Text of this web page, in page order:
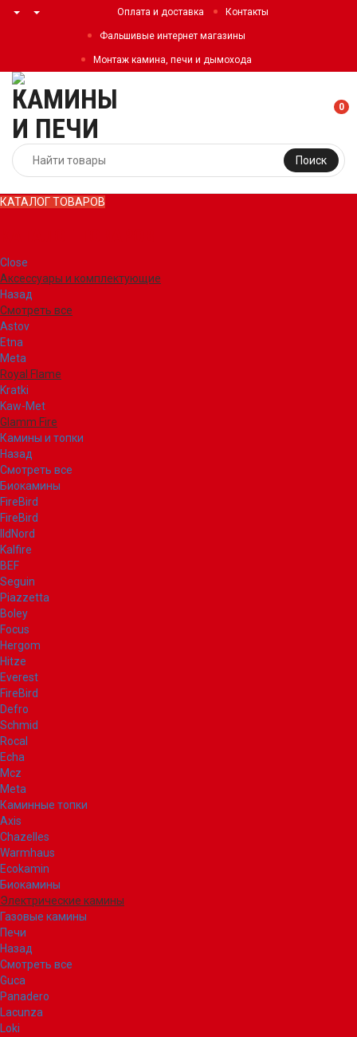
Оплата и доставка Контакты
Фальшивые интернет магазины
Монтаж камина, печи и дымохода
Поиск
0
КАТАЛОГ ТОВАРОВ
Close
Аксессуары и комплектующие
Назад
Смотреть все
Astov
Etna
Meta
Royal Flame
Kratki
Kaw-Met
Glamm Fire
Камины и топки
Назад
Смотреть все
Биокамины
FireBird
FireBird
IldNord
Kalfire
BEF
Seguin
Piazzetta
Boley
Focus
Hergom
Hitze
Everest
FireBird
Defro
Schmid
Rocal
Echa
Mcz
Meta
Каминные топки
Axis
Chazelles
Warmhaus
Ecokamin
Биокамины
Электрические камины
Газовые камины
Печи
Назад
Смотреть все
Guca
Panadero
Lacunza
Loki